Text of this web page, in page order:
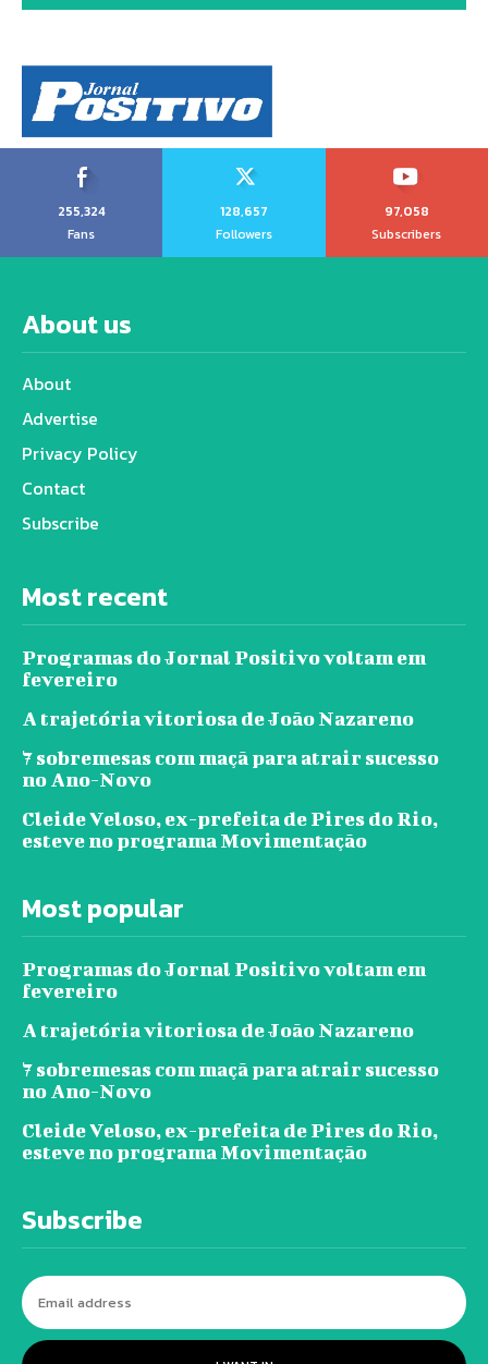
255,324
Fans
128,657
Followers
97,058
Subscribers
About us
About
Advertise
Privacy Policy
Contact
Subscribe
Most recent
Programas do Jornal Positivo voltam em
fevereiro
A trajetória vitoriosa de João Nazareno
7 sobremesas com maçã para atrair sucesso
no Ano-Novo
Cleide Veloso, ex-prefeita de Pires do Rio,
esteve no programa Movimentação
Most popular
Programas do Jornal Positivo voltam em
fevereiro
A trajetória vitoriosa de João Nazareno
7 sobremesas com maçã para atrair sucesso
no Ano-Novo
Cleide Veloso, ex-prefeita de Pires do Rio,
esteve no programa Movimentação
Subscribe